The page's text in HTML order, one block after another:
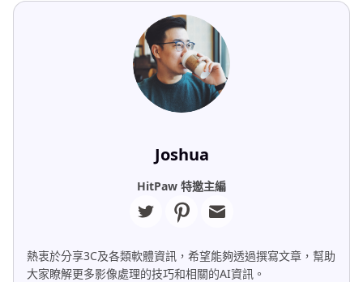
Joshua
HitPaw 特邀主編
熱衷於分享3C及各類軟體資訊，希望能夠透過撰寫文章，幫助
大家瞭解更多影像處理的技巧和相關的AI資訊。